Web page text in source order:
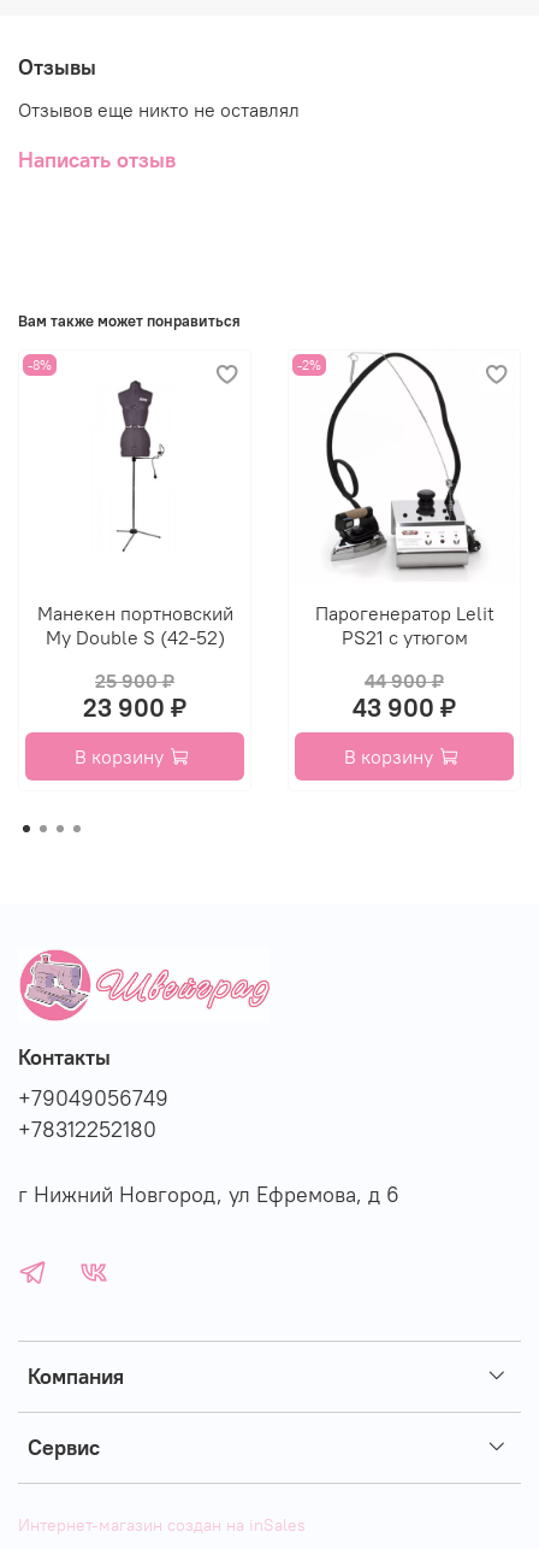
Отзывы
Отзывов еще никто не оставлял
Написать отзыв
Вам также может понравиться
-8%
Манекен портновский
My Double S (42-52)
25 900 ₽
23 900 ₽
В корзину
-2%
Парогенератор Lelit
PS21 с утюгом
44 900 ₽
43 900 ₽
В корзину
Компания
Сервис
Контакты
+79049056749
+78312252180
г Нижний Новгород, ул Ефремова, д 6
Интернет-магазин создан на inSales